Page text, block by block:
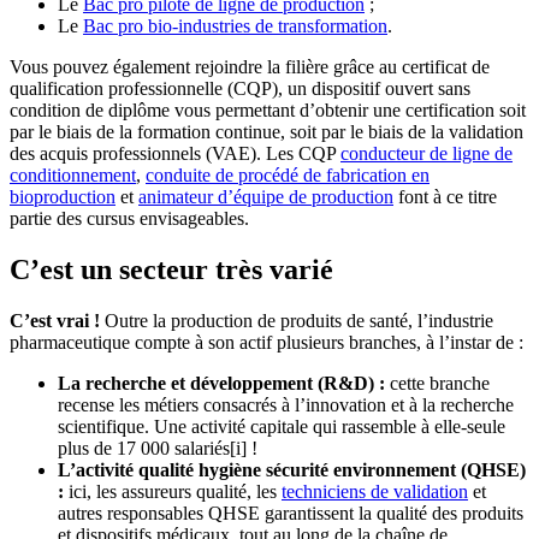
Le Bac pro pilote de ligne de production ;
Le Bac pro bio-industries de transformation.
Vous pouvez également rejoindre la filière grâce au certificat de
qualification professionnelle (CQP), un dispositif ouvert sans
condition de diplôme vous permettant d’obtenir une certification soit
par le biais de la formation continue, soit par le biais de la validation
des acquis professionnels (VAE). Les CQPconducteur de ligne de
conditionnement, conduite de procédé de fabrication en
bioproduction etanimateur d’équipe de production font à ce titre
partie des cursus envisageables.
C’est un secteur très varié
C’est vrai ! Outre la production de produits de santé, l’industrie
pharmaceutique compte à son actif plusieurs branches, à l’instar de :
La recherche et développement (R&D) : cette branche
recense les métiers consacrés à l’innovation et à la recherche
scientifique. Une activité capitale qui rassemble à elle-seule
plus de 17 000 salariés[i] !
L’activité qualité hygiène sécurité environnement (QHSE)
: ici, les assureurs qualité, les techniciens de validation et
autres responsables QHSE garantissent la qualité des produits